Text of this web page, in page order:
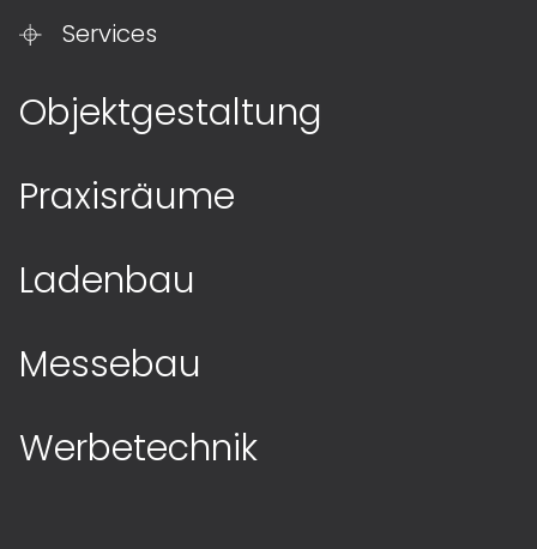
Services
Objektgestaltung
Praxisräume
Ladenbau
Messebau
Werbetechnik